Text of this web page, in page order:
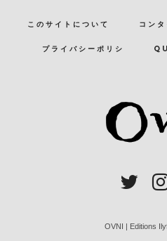
このサイトについて コンタ
プライバシーポリシ
OVNI | Editions